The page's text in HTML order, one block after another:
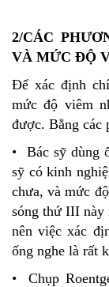
2/CÁC
VÀ MỨC ĐỘ
Để xác định
mức độ viêm
được. Bằng các
• Bác sỹ dùng
sỹ có kinh
chưa, và mức
sóng thứ III này
nên việc xác
ống nghe là rất
• Chụp